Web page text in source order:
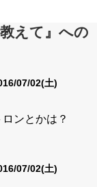
えて』への
07/02(土)
ンとかは？
07/02(土)